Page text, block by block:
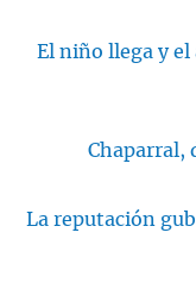
El niño llega y el
Chaparral,
La reputación